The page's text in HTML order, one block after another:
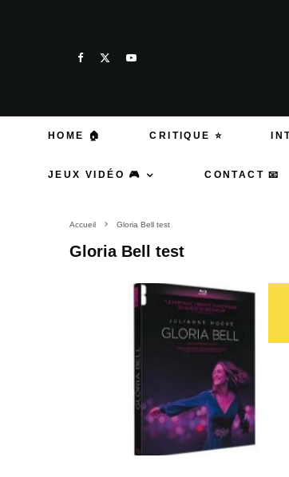
HOME 🏠 CRITIQUE ⭐
JEUX VIDÉO 🎮 CONTACT 📧
Accueil Gloria Bell test
Gloria Bell test